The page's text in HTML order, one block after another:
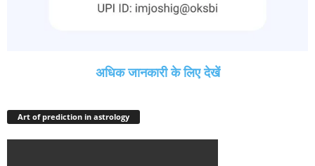
अधिक जानकारी के लिए देखें
Art of prediction in astrology